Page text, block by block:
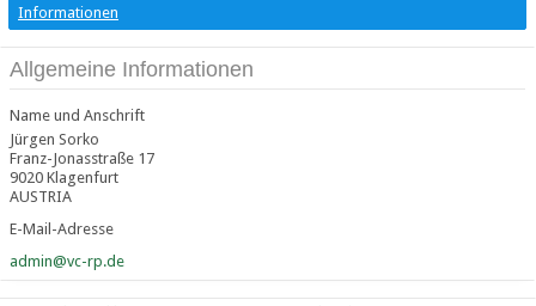
Informationen
Allgemeine Informationen
Name und Anschrift
Jürgen Sorko
Franz-Jonasstraße 17
9020 Klagenfurt
AUSTRIA
E-Mail-Adresse
admin@vc-rp.de